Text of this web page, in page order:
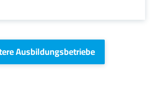
Ausbildungsbetriebe